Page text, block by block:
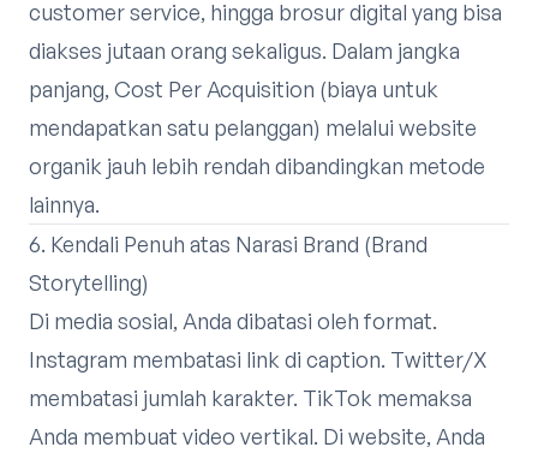
customer service, hingga brosur digital yang bisa
diakses jutaan orang sekaligus. Dalam jangka
panjang, Cost Per Acquisition (biaya untuk
mendapatkan satu pelanggan) melalui website
organik jauh lebih rendah dibandingkan metode
lainnya.
6. Kendali Penuh atas Narasi Brand (Brand
Storytelling)
Di media sosial, Anda dibatasi oleh format.
Instagram membatasi link di caption. Twitter/X
membatasi jumlah karakter. TikTok memaksa
Anda membuat video vertikal. Di website, Anda